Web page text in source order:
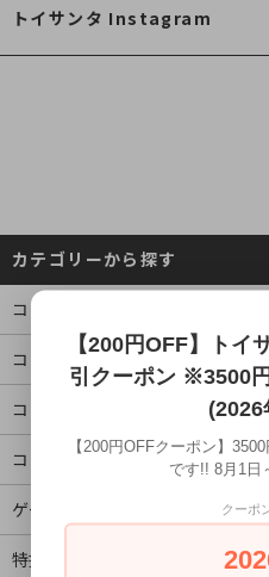
トイサンタ Instagram
カテゴリーから探す
コレクションケース
コミック・アニメ(ジャンプ)
コミック・アニメ(その他)
コミック・アニメ(ラノベ系)
ゲームキャラクター
特撮・ヒーロー
【200円OFF】トイ
引クーポン ※3500
(2026
【200円OFFクーポン】
です!! 8月1日
クーポ